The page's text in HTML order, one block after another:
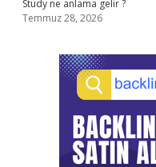
Study ne anlama gelir ?
Temmuz 28, 2026